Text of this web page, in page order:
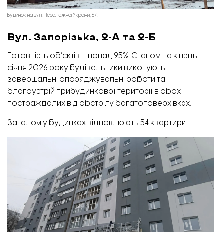
Будинок на вул. Незалежної України, 67.
Вул. Запорізька, 2-А та 2-Б
Готовність об’єктів – понад 95%. Станом на кінець
січня 2026 року будівельники виконують
завершальні опоряджувальні роботи та
благоустрій прибудинкової території в обох
постраждалих від обстрілу багатоповерхівках.
Загалом у будинках відновлюють 54 квартири.